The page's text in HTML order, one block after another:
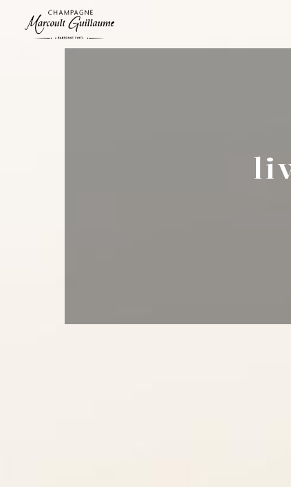
Panneau de gestion des cookies